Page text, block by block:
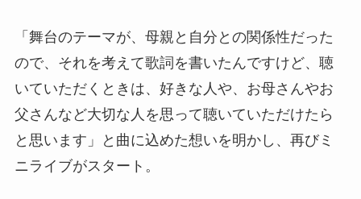
「舞台のテーマが、母親と自分との関係性だった
ので、それを考えて歌詞を書いたんですけど、聴
いていただくときは、好きな人や、お母さんやお
父さんなど大切な人を思って聴いていただけたら
と思います」と曲に込めた想いを明かし、再びミ
ニライブがスタート。